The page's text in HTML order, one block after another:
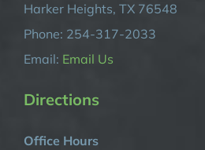
Harker Heights, TX 76548
Phone: 254-317-2033
Email: Email Us
Directions
Office Hours